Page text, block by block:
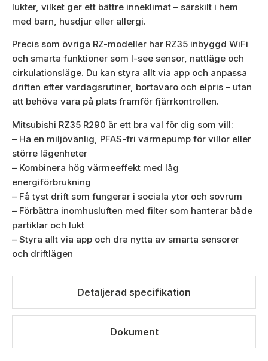
Detaljerad specifikation
Dokument
lukter, vilket ger ett bättre inneklimat – särskilt i hem
med barn, husdjur eller allergi.
Precis som övriga RZ-modeller har RZ35 inbyggd WiFi
och smarta funktioner som I-see sensor, nattläge och
cirkulationsläge. Du kan styra allt via app och anpassa
driften efter vardagsrutiner, bortavaro och elpris – utan
att behöva vara på plats framför fjärrkontrollen.
Mitsubishi RZ35 R290 är ett bra val för dig som vill:
– Ha en miljövänlig, PFAS-fri värmepump för villor eller
större lägenheter
– Kombinera hög värmeeffekt med låg
energiförbrukning
– Få tyst drift som fungerar i sociala ytor och sovrum
– Förbättra inomhusluften med filter som hanterar både
partiklar och lukt
– Styra allt via app och dra nytta av smarta sensorer
och driftlägen